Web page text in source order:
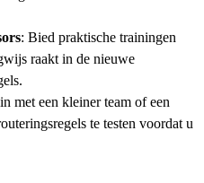
: Bied praktische trainingen
raakt in de nieuwe
met een kleiner team of een
te testen voordat u